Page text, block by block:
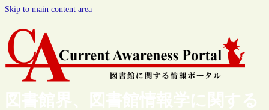
Skip to main content area
図書館界、図書館情報学に関する